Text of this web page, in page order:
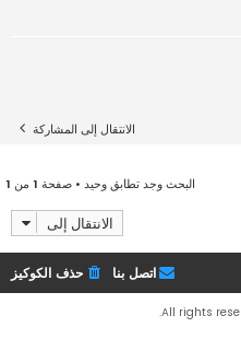
الانتقال إلى المشاركة
البحث وجد تطابق وحيد • صفحة 1 من 1
الانتقال إلى
حذف الكوكيز اتصل بنا